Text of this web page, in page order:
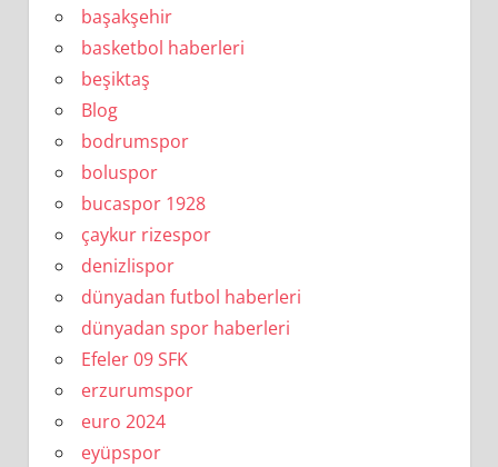
başakşehir
basketbol haberleri
beşiktaş
Blog
bodrumspor
boluspor
bucaspor 1928
çaykur rizespor
denizlispor
dünyadan futbol haberleri
dünyadan spor haberleri
Efeler 09 SFK
erzurumspor
euro 2024
eyüpspor